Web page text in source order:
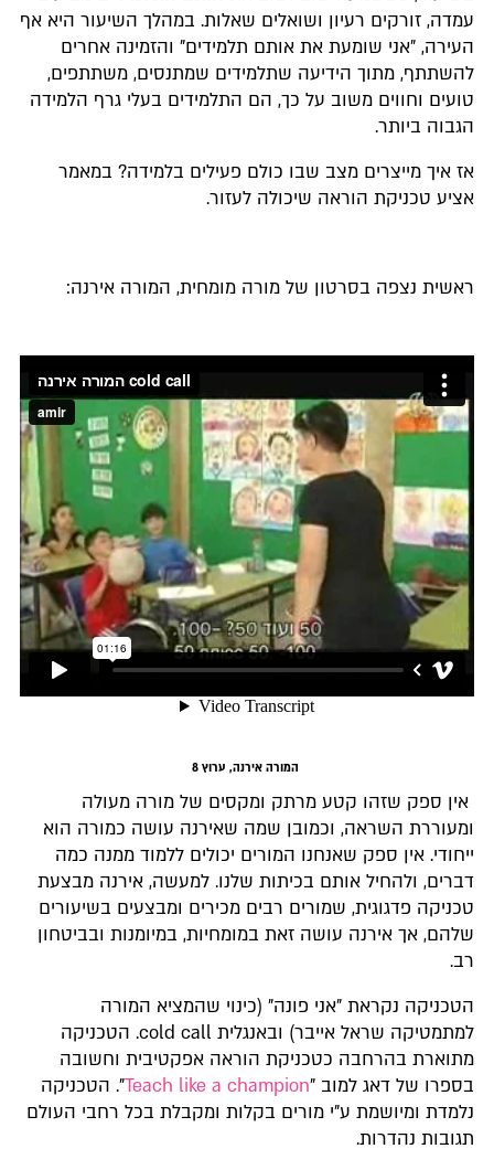
עמדה, זורקים רעיון ושואלים שאלות. במהלך השיעור היא אף
העירה, "אני שומעת את אותם תלמידים" והזמינה אחרים
להשתתף, מתוך הידיעה שתלמידים שמתנסים, משתתפים,
טועים וחווים משוב על כך, הם התלמידים בעלי גרף הלמידה
הגבוה ביותר.
אז איך מייצרים מצב שבו כולם פעילים בלמידה? במאמר
אציע טכניקת הוראה שיכולה לעזור.
ראשית נצפה בסרטון של מורה מומחית, המורה אירנה:
המורה אירנה, ערוץ 8
אין ספק שזהו קטע מרתק ומקסים של מורה מעולה
ומעוררת השראה, וכמובן שמה שאירנה עושה כמורה הוא
ייחודי. אין ספק שאנחנו המורים יכולים ללמוד ממנה כמה
דברים, ולהחיל אותם בכיתות שלנו. למעשה, אירנה מבצעת
טכניקה פדגוגית, שמורים רבים מכירים ומבצעים בשיעורים
שלהם, אך אירנה עושה זאת במומחיות, במיומנות ובביטחון
רב.
הטכניקה נקראת "אני פונה" (כינוי שהמציא המורה
למתמטיקה שראל אייבר) ובאנגלית cold call. הטכניקה
מתוארת בהרחבה כטכניקת הוראה אפקטיבית וחשובה
בספרו של דאג למוב "Teach like a champion". הטכניקה
נלמדת ומיושמת ע"י מורים בקלות ומקבלת בכל רחבי העולם
תגובות נהדרות.